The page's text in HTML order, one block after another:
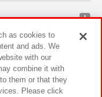
as cookies to
and ads. We
with our
combine it with
them or that they
Please click